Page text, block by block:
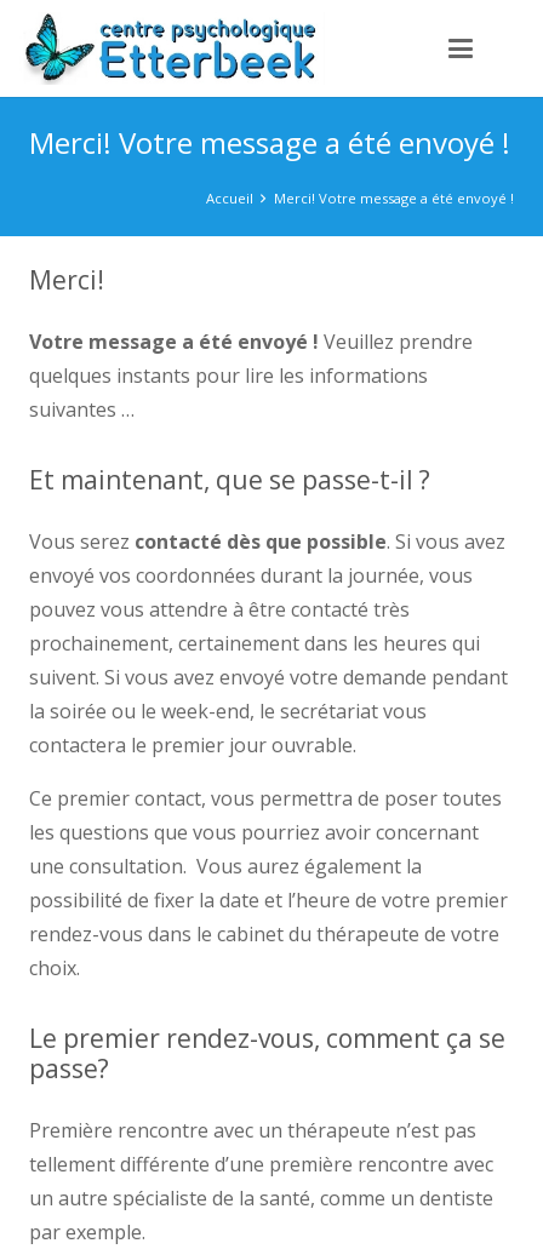
Merci! Votre message a été envoyé !
Accueil Merci! Votre message a été envoyé !
Merci!
Votre message a été envoyé ! Veuillez prendre
quelques instants pour lire les informations
suivantes …
Et maintenant, que se passe-t-il ?
Vous serez contacté dès que possible. Si vous avez
envoyé vos coordonnées durant la journée, vous
pouvez vous attendre à être contacté très
prochainement, certainement dans les heures qui
suivent. Si vous avez envoyé votre demande pendant
la soirée ou le week-end, le secrétariat vous
contactera le premier jour ouvrable.
Ce premier contact, vous permettra de poser toutes
les questions que vous pourriez avoir concernant
une consultation. Vous aurez également la
possibilité de fixer la date et l’heure de votre premier
rendez-vous dans le cabinet du thérapeute de votre
choix.
Le premier rendez-vous, comment ça se
passe?
Première rencontre avec un thérapeute n’est pas
tellement différente d’une première rencontre avec
un autre spécialiste de la santé, comme un dentiste
par exemple.